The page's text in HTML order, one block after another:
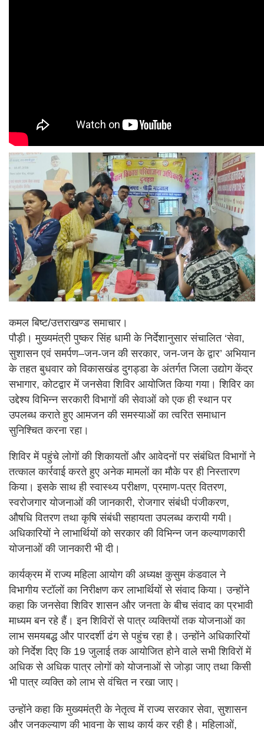
कमल बिष्ट/उत्तराखण्ड समाचार।
पौड़ी। मुख्यमंत्री पुष्कर सिंह धामी के निर्देशानुसार संचालित ‘सेवा,
सुशासन एवं समर्पण–जन-जन की सरकार, जन-जन के द्वार’ अभियान
के तहत बुधवार को विकासखंड दुगड्डा के अंतर्गत जिला उद्योग केंद्र
सभागार, कोटद्वार में जनसेवा शिविर आयोजित किया गया। शिविर का
उद्देश्य विभिन्न सरकारी विभागों की सेवाओं को एक ही स्थान पर
उपलब्ध कराते हुए आमजन की समस्याओं का त्वरित समाधान
सुनिश्चित करना रहा।
शिविर में पहुंचे लोगों की शिकायतों और आवेदनों पर संबंधित विभागों ने
तत्काल कार्रवाई करते हुए अनेक मामलों का मौके पर ही निस्तारण
किया। इसके साथ ही स्वास्थ्य परीक्षण, प्रमाण-पत्र वितरण,
स्वरोजगार योजनाओं की जानकारी, रोजगार संबंधी पंजीकरण,
औषधि वितरण तथा कृषि संबंधी सहायता उपलब्ध करायी गयी।
अधिकारियों ने लाभार्थियों को सरकार की विभिन्न जन कल्याणकारी
योजनाओं की जानकारी भी दी।
कार्यक्रम में राज्य महिला आयोग की अध्यक्ष कुसुम कंडवाल ने
विभागीय स्टॉलों का निरीक्षण कर लाभार्थियों से संवाद किया। उन्होंने
कहा कि जनसेवा शिविर शासन और जनता के बीच संवाद का प्रभावी
माध्यम बन रहे हैं। इन शिविरों से पात्र व्यक्तियों तक योजनाओं का
लाभ समयबद्ध और पारदर्शी ढंग से पहुंच रहा है। उन्होंने अधिकारियों
को निर्देश दिए कि 19 जुलाई तक आयोजित होने वाले सभी शिविरों में
अधिक से अधिक पात्र लोगों को योजनाओं से जोड़ा जाए तथा किसी
भी पात्र व्यक्ति को लाभ से वंचित न रखा जाए।
उन्होंने कहा कि मुख्यमंत्री के नेतृत्व में राज्य सरकार सेवा, सुशासन
और जनकल्याण की भावना के साथ कार्य कर रही है। महिलाओं,